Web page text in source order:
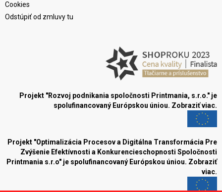
Cookies
Odstúpiť od zmluvy tu
Projekt "Rozvoj podnikania spoločnosti Printmania, s.r.o." je
spolufinancovaný Európskou úniou. Zobraziť viac.
Projekt "Optimalizácia Procesov a Digitálna Transformácia Pre
Zvýšenie Efektívnosti a Konkurencieschopnosti Spoločnosti
Printmania s.r.o" je spolufinancovaný Európskou úniou. Zobraziť
viac.